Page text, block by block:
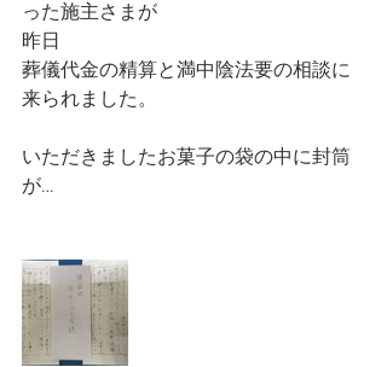
った施主さまが
昨日
葬儀代金の精算と満中陰法要の相談に
来られました。
いただきましたお菓子の袋の中に封筒
が…